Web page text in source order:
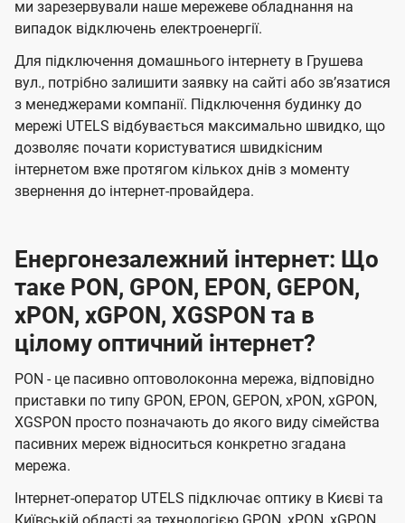
ми зарезервували наше мережеве обладнання на
випадок відключень електроенергії.
Для підключення домашнього інтернету в Грушева
вул., потрібно залишити заявку на сайті або звʼязатися
з менеджерами компанії. Підключення будинку до
мережі UTELS відбувається максимально швидко, що
дозволяє почати користуватися швидкісним
інтернетом вже протягом кількох днів з моменту
звернення до інтернет-провайдера.
Енергонезалежний інтернет: Що
таке PON, GPON, EPON, GEPON,
xPON, xGPON, XGSPON та в
цілому оптичний інтернет?
PON - це пасивно оптоволоконна мережа, відповідно
приставки по типу GPON, EPON, GEPON, xPON, xGPON,
XGSPON просто позначають до якого виду сімейства
пасивних мереж відноситься конкретно згадана
мережа.
Інтернет-оператор UTELS підключає оптику в Києві та